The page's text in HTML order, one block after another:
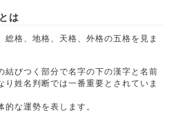
は
総格、地格、天格、外格の五格を見ま
結びつく部分で名字の下の漢字と名前
り姓名判断では一番重要とされていま
な運勢を表します。